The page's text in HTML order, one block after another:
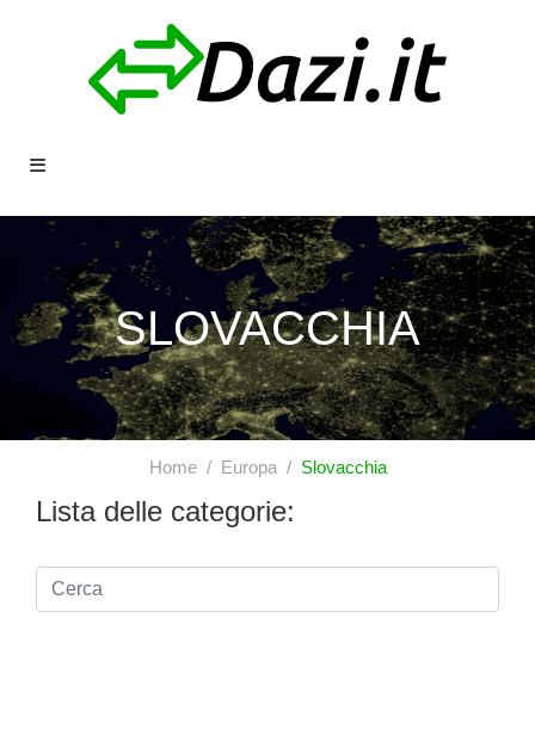
SLOVACCHIA
Home Europa Slovacchia
Lista delle categorie: